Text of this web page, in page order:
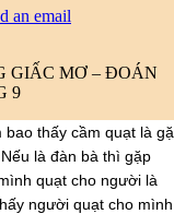
an email
GIẤC MƠ – ĐOÁN
9
bao thấy cầm quạt là
là đàn bà thì gặp
quạt cho người là
người quạt cho